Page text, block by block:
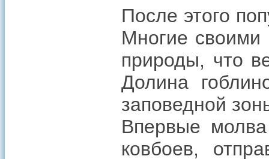
После этого
Многие своими
природы, что
Долина
заповедной
Впервые
ковбоев,